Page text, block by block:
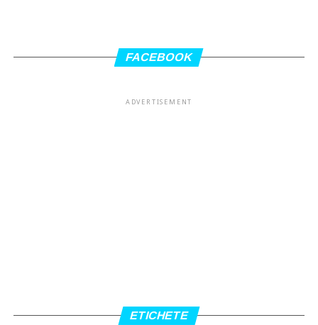
FACEBOOK
ADVERTISEMENT
ETICHETE